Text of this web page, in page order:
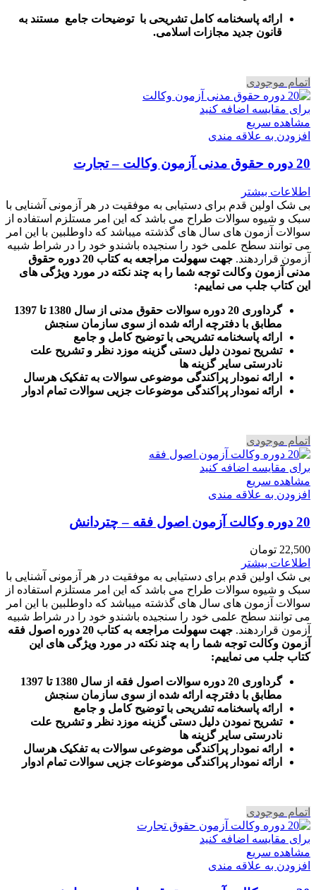
ارائه پاسخنامه کامل تشریحی با توضیحات جامع مستند به
قانون جدید مجازات اسلامی.
اتمام موجودی
برای مقایسه اضافه کنید
مشاهده سریع
افزودن به علاقه مندی
20 دوره حقوق مدنی آزمون وکالت – تجارت
اطلاعات بیشتر
بی شک اولین قدم برای دستیابی به موفقیت در هر آزمونی آشنایی با
سبک و شیوه سوالات طراح می باشد که این امر مستلزم استفاده از
سوالات آزمون های سال های گذشته میباشد که داوطلبین با این امر
می توانند سطح علمی خود را سنجیده باشندو خود را در شراط شبیه
آزمون قراردهند.
جهت سهولت مراجعه به کتاب 20 دوره حقوق
مدنی آزمون وکالت توجه شما را به چند نکته در مورد ویژگی های
این کتاب جلب می نماییم:
گرداوری 20 دوره سوالات حقوق مدنی از سال 1380 تا 1397
مطابق با دفترچه ارائه شده از سوی سازمان سنجش
ارائه پاسخنامه تشریحی با توضیح کامل و جامع
تشریح نمودن دلیل دستی گزینه موزد نظر و تشریح علت
نادرستی سایر گزینه ها
ارائه نمودار پراکندگی موضوعی سوالات به تفکیک هرسال
رائه نمودار پراکندگی موضوعات جزیی سوالات تمام ادوار
اتمام موجودی
برای مقایسه اضافه کنید
مشاهده سریع
افزودن به علاقه مندی
20 دوره وکالت آزمون اصول فقه – چتردانش
22,500 تومان
اطلاعات بیشتر
بی شک اولین قدم برای دستیابی به موفقیت در هر آزمونی آشنایی با
سبک و شیوه سوالات طراح می باشد که این امر مستلزم استفاده از
سوالات آزمون های سال های گذشته میباشد که داوطلبین با این امر
می توانند سطح علمی خود را سنجیده باشندو خود را در شراط شبیه
آزمون قراردهند.
جهت سهولت مراجعه به کتاب 20 دوره اصول فقه
آزمون وکالت توجه شما را به چند نکته در مورد ویژگی های این
کتاب جلب می نماییم:
گرداوری 20 دوره سوالات اصول فقه از سال 1380 تا 1397
مطابق با دفترچه ارائه شده از سوی سازمان سنجش
ارائه پاسخنامه تشریحی با توضیح کامل و جامع
تشریح نمودن دلیل دستی گزینه موزد نظر و تشریح علت
نادرستی سایر گزینه ها
ارائه نمودار پراکندگی موضوعی سوالات به تفکیک هرسال
رائه نمودار پراکندگی موضوعات جزیی سوالات تمام ادوار
اتمام موجودی
برای مقایسه اضافه کنید
مشاهده سریع
افزودن به علاقه مندی